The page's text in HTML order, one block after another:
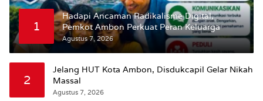
1
Hadapi Ancaman Radikalisme Digital,
Pemkot Ambon Perkuat Peran Keluarga
Agustus 7, 2026
2
Jelang HUT Kota Ambon, Disdukcapil Gelar Nikah
Massal
Agustus 7, 2026